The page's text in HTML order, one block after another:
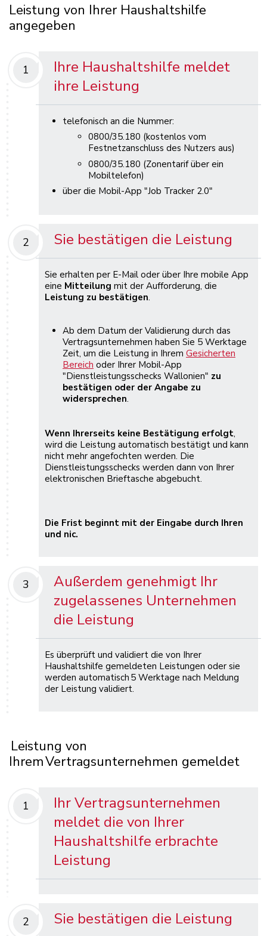
Leistung von Ihrer Haushaltshilfe
angegeben
1
Ihre Haushaltshilfe meldet
ihre Leistung
telefonisch an die Nummer:
0800/35.180 (kostenlos vom
Festnetzanschluss des Nutzers aus)
0800/35.180 (Zonentarif über ein
Mobiltelefon)
über die Mobil-App "Job Tracker 2.0"
2 Sie bestätigen die Leistung
Sie erhalten per E-Mail oder über Ihre mobile App
eine Mitteilung mit der Aufforderung, die
Leistung zu bestätigen.
Ab dem Datum der Validierung durch das
Vertragsunternehmen haben Sie 5 Werktage
Zeit, um die Leistung in Ihrem Gesicherten
Bereich oder Ihrer Mobil-App
"Dienstleistungsschecks Wallonien" zu
bestätigen oder der Angabe zu
widersprechen.
Wenn Ihrerseits keine Bestätigung erfolgt,
wird die Leistung automatisch bestätigt und kann
nicht mehr angefochten werden. Die
Dienstleistungsschecks werden dann von Ihrer
elektronischen Brieftasche abgebucht.
Die Frist beginnt mit der Eingabe durch Ihren
und nic.
3
Außerdem genehmigt Ihr
zugelassenes Unternehmen
die Leistung
Es überprüft und validiert die von Ihrer
Haushaltshilfe gemeldeten Leistungen oder sie
werden automatisch 5 Werktage nach Meldung
der Leistung validiert.
Leistung von
Ihrem Vertragsunternehmen gemeldet
1
Ihr Vertragsunternehmen
meldet die von Ihrer
Haushaltshilfe erbrachte
Leistung
2 Sie bestätigen die Leistung